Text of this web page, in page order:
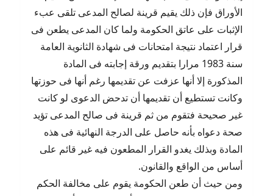
الأوراق فإن ذلك يقيم قرينة لصالح المدعى تلقى عبء
الإثبات على عاتق الحكومة ولما كان المدعى يطعن فى
قرار اعتماد نتيجة امتحانات فى شهادة الثانوية العامة
سنة 1983 مرارا بتقديم ورقة إجابته فى المادة
المذكورة إلا أنها عزفت عن تقديمها رغم أنها فى حوزتها
وكانت تستطيع أن تقديمها أن تدحض الدعوى لو كانت
غير صحيحة فتقوم من ثم قرينة فى صالح المدعى تؤيد
صحة دعواه بأنه حاصل على الدرجة النهائية فى هذه
المادة وبذلك يغدو القرار المطعون فيه غير قائم على
أساس من الواقع والقانون.
ومن حيث أن طعن الحكومة يقوم على مخالفة الحكم